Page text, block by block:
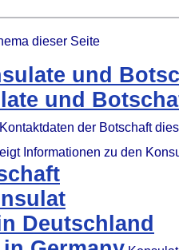
dieser Seite
und
und
der Botschaft
Informationen zu den
Deutschland